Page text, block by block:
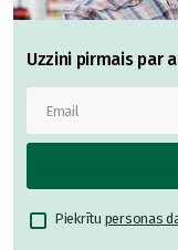
Uzzini pirmais par
Piekrītu personas